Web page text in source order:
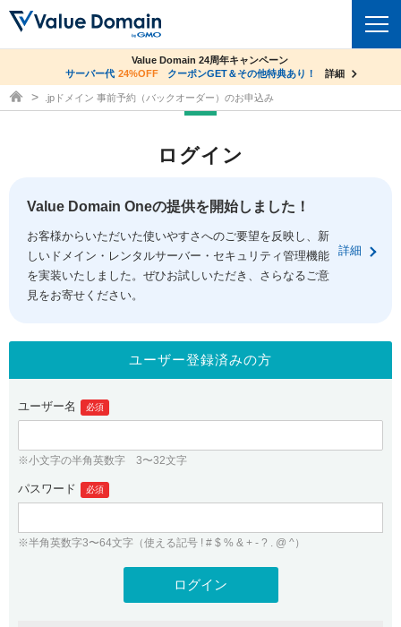
ドメイントップ
ドメイン移管
ドメイン価格一覧
ドメイン一括検索
.jpドメインオークション
gTLDオークション NEW!
.jpドメインバックオーダー
プレミアムドメイン
人気ドメインの種類
WHOIS検索
コアサーバー
バリューサーバー
XREA
セキュリティトップ
Value Domain ネットde診断
SSL証明書
サービストップ
お得意様割引
紹介制度
バリュードメインAPI
ドメイン・ホスティングOEM
facebook
ログイン
従来のバリュードメインをご利用希望の方
Value Domainにログイン
ユーザー登録
co.jpドメイン✕コアサーバーV2ビジネス応援キャンペーン
サーバー料金1年間無料
詳細
Value Domain 24周年キャンペーン
サーバー代 24%OFF クーポンGET＆その他特典あり！ 詳細
ドメイン取得ならバリュードメイン
.jpドメイン 事前予約（バックオーダー）のお申込み
ログイン
Value Domain Oneの提供を開始しました！
お客様からいただいた使いやすさへのご要望を反映し、新
しいドメイン・レンタルサーバー・セキュリティ管理機能
を実装いたしました。ぜひお試しいただき、さらなるご意
見をお寄せください。
詳細
ユーザー登録済みの方
ユーザー名 必須
※小文字の半角英数字 3〜32文字
パスワード 必須
※半角英数字3〜64文字（使える記号 ! # $ % & + - ? . @ ^）